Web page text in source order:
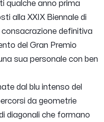
qualche anno prima
alla XXIX Biennale di
consacrazione definitiva
del Gran Premio
sua personale con ben
dal blu intenso del
da geometrie
diagonali che formano